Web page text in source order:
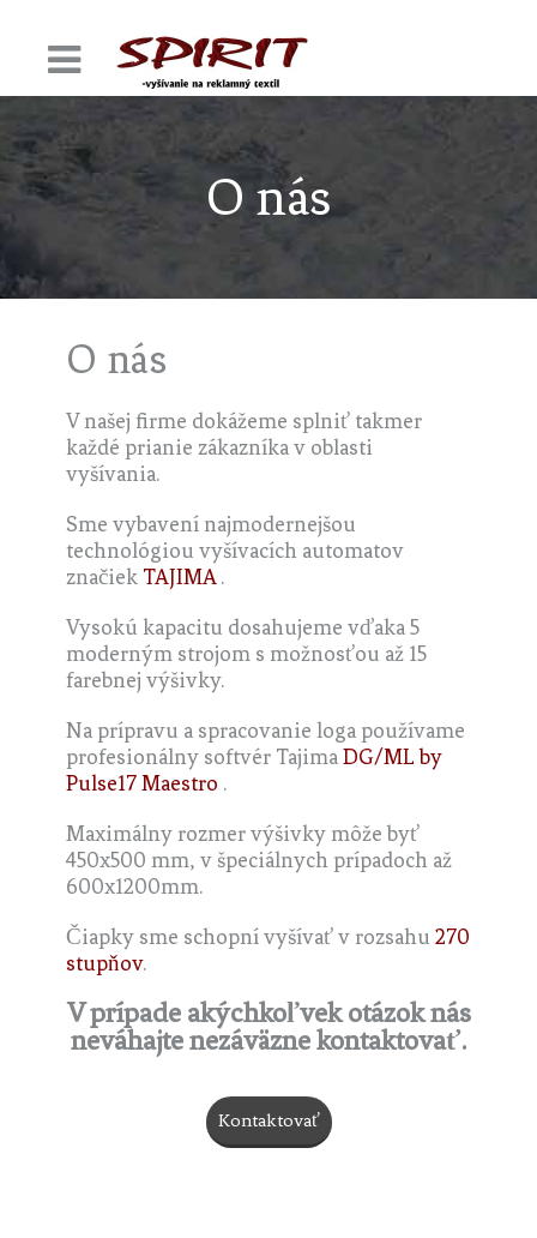
O nás
O nás
V našej firme dokážeme splniť takmer
každé prianie zákazníka v oblasti
vyšívania.
Sme vybavení najmodernejšou
technológiou vyšívacích automatov
značiek TAJIMA.
Vysokú kapacitu dosahujeme vďaka 5
moderným strojom s možnosťou až 15
farebnej výšivky.
Na prípravu a spracovanie loga používame
profesionálny softvér Tajima DG/ML by
Pulse17 Maestro .
Maximálny rozmer výšivky môže byť
450x500 mm, v špeciálnych prípadoch až
600x1200mm.
Čiapky sme schopní vyšívať v rozsahu 270
stupňov.
V prípade akýchkoľvek otázok nás
neváhajte nezáväzne kontaktovať.
Kontaktovať